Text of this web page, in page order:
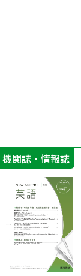
機関誌・情報誌